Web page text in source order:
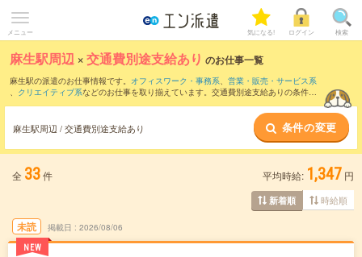
メニュー 気になる! ログイン 検索
麻生駅周辺 ×交通費別途支給あり のお仕事一覧
麻生駅の派遣のお仕事情報です。 オフィスワーク・事務系、 営業・販売・サービス系
、 クリエイティブ系などのお仕事を取り揃えています。交通費別途支給ありの条件の
麻生駅周辺 / 交通費別途支給あり 条件の変更
全 33件 平均時給: 1,347 円
新着順 時給順
未読
NEW
掲載日 2026/08/06